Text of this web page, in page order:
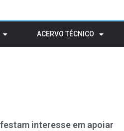
ACERVO TÉCNICO
interesse em apoiar